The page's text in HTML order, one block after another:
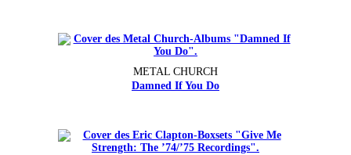
METAL CHURCH
Damned If You Do